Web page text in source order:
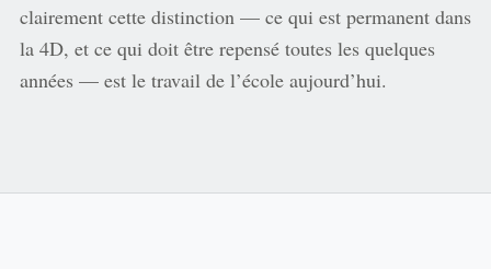
clairement cette distinction — ce qui est permanent dans
la 4D, et ce qui doit être repensé toutes les quelques
années — est le travail de l’école aujourd’hui.